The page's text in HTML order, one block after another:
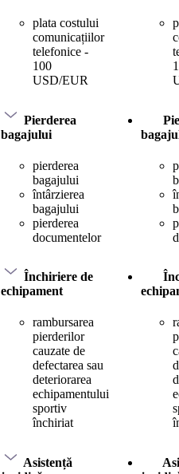
plata costului
comunicațiilor
telefonice -
100
USD/EUR
Pierderea
bagajului
pierderea
bagajului
întârzierea
bagajului
pierderea
documentelor
Închiriere de
echipament
rambursarea
pierderilor
cauzate de
defectarea sau
deteriorarea
echipamentului
sportiv
închiriat
Asistență